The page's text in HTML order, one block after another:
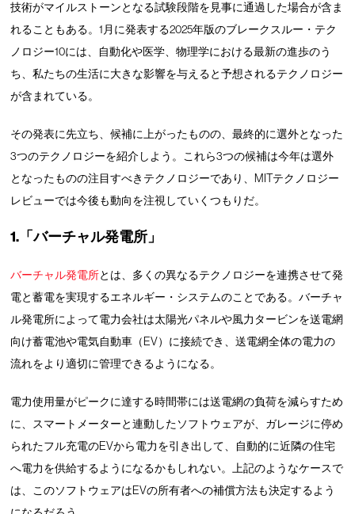
技術がマイルストーンとなる試験段階を見事に通過した場合が含ま
れることもある。1月に発表する2025年版のブレークスルー・テク
ノロジー10には、自動化や医学、物理学における最新の進歩のう
ち、私たちの生活に大きな影響を与えると予想されるテクノロジー
が含まれている。
その発表に先立ち、候補に上がったものの、最終的に選外となった
3つのテクノロジーを紹介しよう。これら3つの候補は今年は選外
となったものの注目すべきテクノロジーであり、MITテクノロジー
レビューでは今後も動向を注視していくつもりだ。
1.「バーチャル発電所」
バーチャル発電所とは、多くの異なるテクノロジーを連携させて発
電と蓄電を実現するエネルギー・システムのことである。バーチャ
ル発電所によって電力会社は太陽光パネルや風力タービンを送電網
向け蓄電池や電気自動車（EV）に接続でき、送電網全体の電力の
流れをより適切に管理できるようになる。
電力使用量がピークに達する時間帯には送電網の負荷を減らすため
に、スマートメーターと連動したソフトウェアが、ガレージに停め
られたフル充電のEVから電力を引き出して、自動的に近隣の住宅
へ電力を供給するようになるかもしれない。上記のようなケースで
は、このソフトウェアはEVの所有者への補償方法も決定するよう